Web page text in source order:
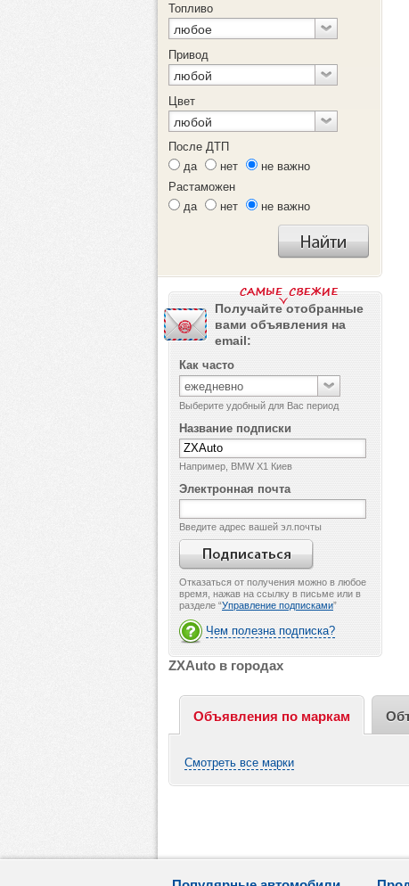
Топливо
любое
Привод
любой
Цвет
любой
После ДТП
да
нет
не важно
Растаможен
да
нет не важно
Получайте отобранные
вами объявления на
email:
Как часто
ежедневно
Выберите удобный для Вас период
Название подписки
Например, BMW X1 Киев
Электронная почта
Введите адрес вашей эл.почты
Отказаться от получения можно в любое
время, нажав на ссылку в письме или в
разделе “Управление подписками”
Чем полезна подписка?
ZXAuto в городах
Объявления по маркам
Смотреть все марки